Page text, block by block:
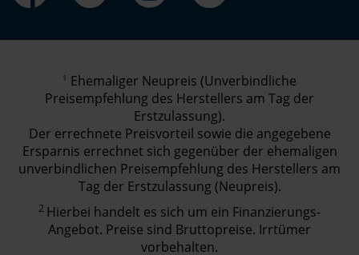
1 Ehemaliger Neupreis (Unverbindliche
Preisempfehlung des Herstellers am Tag der
Erstzulassung).
Der errechnete Preisvorteil sowie die angegebene
Ersparnis errechnet sich gegenüber der ehemaligen
unverbindlichen Preisempfehlung des Herstellers am
Tag der Erstzulassung (Neupreis).
2 Hierbei handelt es sich um ein Finanzierungs-
Angebot. Preise sind Bruttopreise. Irrtümer
vorbehalten.